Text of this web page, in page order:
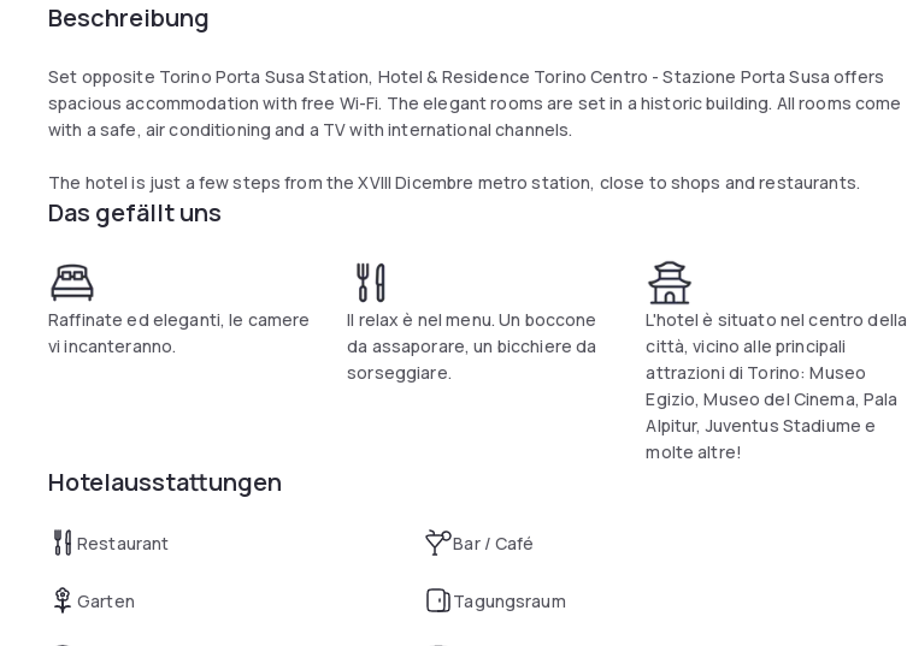
Beschreibung
Set opposite Torino Porta Susa Station, Hotel & Residence Torino Centro - Stazione Porta Susa offers
spacious accommodation with free Wi-Fi. The elegant rooms are set in a historic building. All rooms come
with a safe, air conditioning and a TV with international channels.
The hotel is just a few steps from the XVIII Dicembre metro station, close to shops and restaurants.
Das gefällt uns
Raffinate ed eleganti, le camere
vi incanteranno.
Il relax è nel menu. Un boccone
da assaporare, un bicchiere da
sorseggiare.
L'hotel è situato nel centro della
città, vicino alle principali
attrazioni di Torino: Museo
Egizio, Museo del Cinema, Pala
Alpitur, Juventus Stadiume e
molte altre!
Hotelausstattungen
Restaurant Bar / Café
Garten Tagungsraum